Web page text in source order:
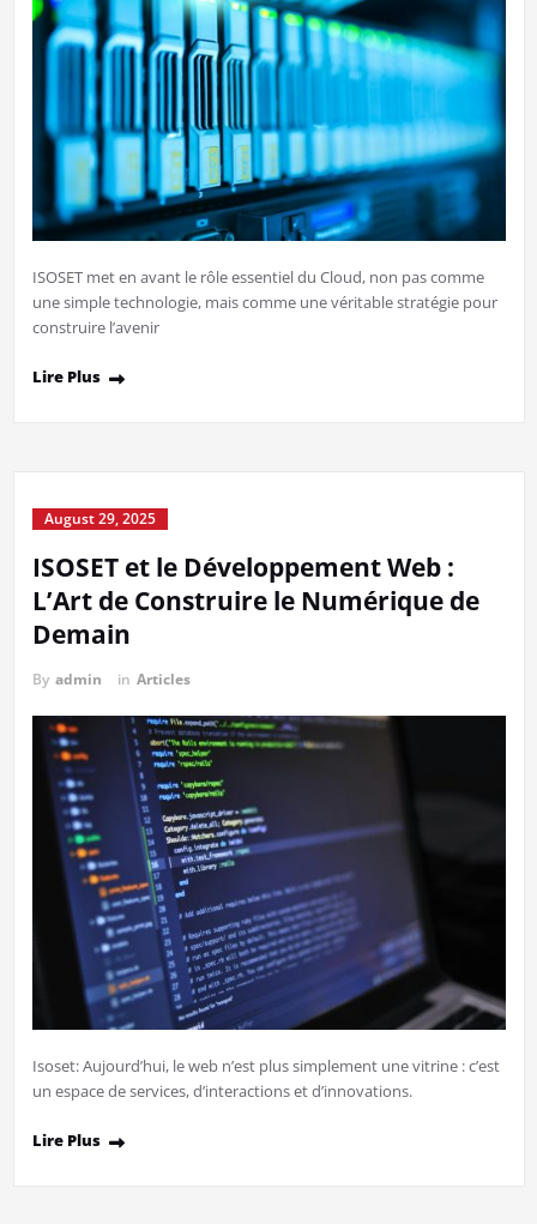
ISOSET met en avant le rôle essentiel du Cloud, non pas comme
une simple technologie, mais comme une véritable stratégie pour
construire l’avenir
Lire Plus
August 29, 2025
ISOSET et le Développement Web :
L’Art de Construire le Numérique de
Demain
By admin in Articles
Isoset: Aujourd’hui, le web n’est plus simplement une vitrine : c’est
un espace de services, d’interactions et d’innovations.
Lire Plus